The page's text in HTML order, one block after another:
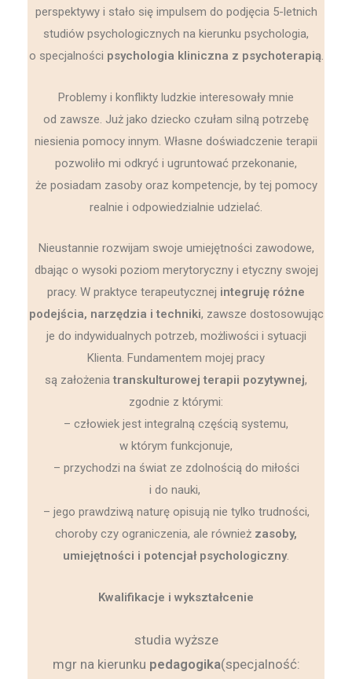
perspektywy i stało się impulsem do podjęcia 5-letnich
studiów psychologicznych na kierunku psychologia,
o specjalności psychologia kliniczna z psychoterapią.
Problemy i konflikty ludzkie interesowały mnie
od zawsze. Już jako dziecko czułam silną potrzebę
niesienia pomocy innym. Własne doświadczenie terapii
pozwoliło mi odkryć i ugruntować przekonanie,
że posiadam zasoby oraz kompetencje, by tej pomocy
realnie i odpowiedzialnie udzielać.
Nieustannie rozwijam swoje umiejętności zawodowe,
dbając o wysoki poziom merytoryczny i etyczny swojej
pracy. W praktyce terapeutycznej integruję różne
podejścia, narzędzia i techniki, zawsze dostosowując
je do indywidualnych potrzeb, możliwości i sytuacji
Klienta. Fundamentem mojej pracy
są założeniatranskulturowej terapii pozytywnej,
zgodnie z którymi:
– człowiek jest integralną częścią systemu,
w którym funkcjonuje,
– przychodzi na świat ze zdolnością do miłości
i do nauki,
– jego prawdziwą naturę opisują nie tylko trudności,
choroby czy ograniczenia, ale również zasoby,
umiejętności i potencjał psychologiczny.
Kwalifikacje i wykształcenie
studia wyższe
mgr na kierunku pedagogika(specjalność: